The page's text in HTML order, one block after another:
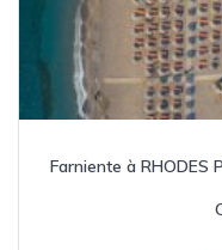
Farniente à RHODES